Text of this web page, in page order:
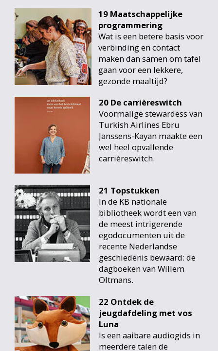
22 Ontdek de
jeugdafdeling met vos
Luna
Is een aaibare audiogids in
meerdere talen de
19 Maatschappelijke
programmering
Wat is een betere basis voor
verbinding en contact
maken dan samen om tafel
gaan voor een lekkere,
gezonde maaltijd?
21 Topstukken
In de KB nationale
bibliotheek wordt een van
de meest intrigerende
egodocumenten uit de
recente Nederlandse
geschiedenis bewaard: de
dagboeken van Willem
Oltmans.
20 De carrièreswitch
Voormalige stewardess van
Turkish Airlines Ebru
Janssens-Kayan maakte een
wel heel opvallende
carrièreswitch.